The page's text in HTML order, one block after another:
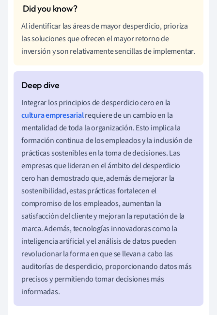
Al identificar las áreas de mayor desperdicio, prioriza
las soluciones que ofrecen el mayor retorno de
inversión y son relativamente sencillas de implementar.
Integrar los principios de desperdicio cero en la
cultura empresarialrequiere de un cambio en la
mentalidad de toda la organización. Esto implica la
formación continua de los empleados y la inclusión de
prácticas sostenibles en la toma de decisiones. Las
empresas que lideran en el ámbito del desperdicio
cero han demostrado que, además de mejorar la
sostenibilidad, estas prácticas fortalecen el
compromiso de los empleados, aumentan la
satisfacción del cliente y mejoran la reputación de la
marca. Además, tecnologías innovadoras como la
inteligencia artificial y el análisis de datos pueden
revolucionar la forma en que se llevan a cabo las
auditorías de desperdicio, proporcionando datos más
precisos y permitiendo tomar decisiones más
informadas.